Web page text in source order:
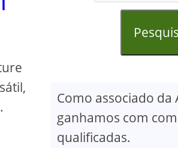
Como associado da
ganhamos com
qualificadas.